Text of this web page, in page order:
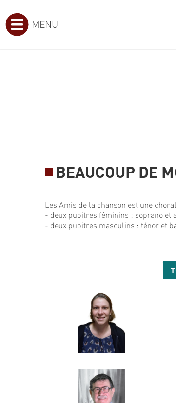
MENU
BEAUCOUP DE
Les Amis de la chanson est une
- deux pupitres féminins : soprano et
- deux pupitres masculins : ténor et